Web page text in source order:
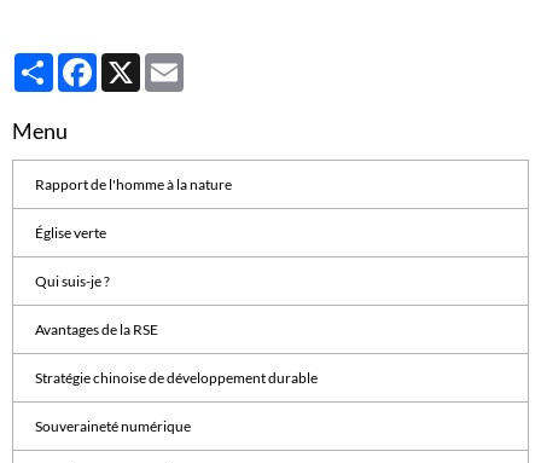
PartagerFacebook
X
Menu
Rapport de l'homme à la nature
Église verte
Qui suis-je ?
Avantages de la RSE
Stratégie chinoise de développement durable
Souveraineté numérique